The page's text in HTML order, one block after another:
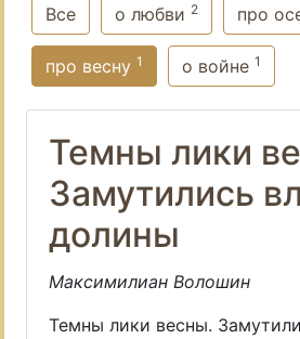
Все о любви 2 про
про весну 1 о войне 1
Темны лики
Замутились
долины
Максимилиан Волошин
Темны лики весны.